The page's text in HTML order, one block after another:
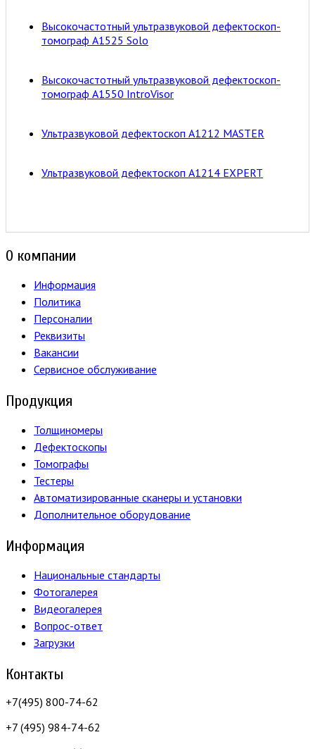
Высокочастотный ультразвуковой дефектоскоп-
томограф А1525 Solo
Высокочастотный ультразвуковой дефектоскоп-
томограф А1550 IntroVisor
Ультразвуковой дефектоскоп А1212 MASTER
Ультразвуковой дефектоскоп А1214 EXPERT
О компании
Информация
Политика
Персоналии
Реквизиты
Вакансии
Сервисное обслуживание
Продукция
Толщиномеры
Дефектоскопы
Томографы
Тестеры
Автоматизированные сканеры и установки
Дополнительное оборудование
Информация
Национальные стандарты
Фотогалерея
Видеогалерея
Вопрос-ответ
Загрузки
Контакты
+7(495) 800-74-62
+7 (495) 984-74-62